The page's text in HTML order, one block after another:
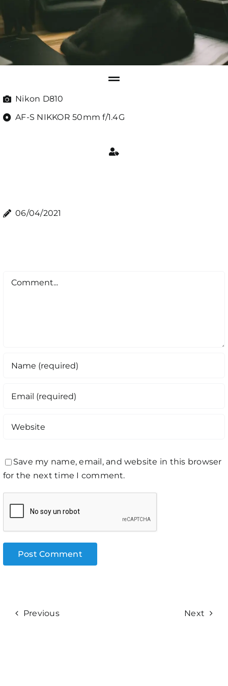
Nikon D810
AF-S NIKKOR 50mm f/1.4G
06/04/2021
Comment
Save my name, email, and website in this browser
for the next time I comment.
Previous Next